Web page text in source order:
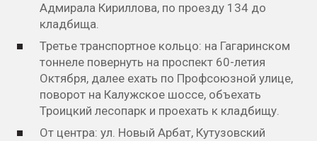
Адмирала Кириллова, по проезду 134 до
кладбища.
Третье транспортное кольцо: на Гагаринском
тоннеле повернуть на проспект 60-летия
Октября, далее ехать по Профсоюзной улице,
поворот на Калужское шоссе, объехать
Троицкий лесопарк и проехать к кладбищу.
От центра: ул. Новый Арбат, Кутузовский